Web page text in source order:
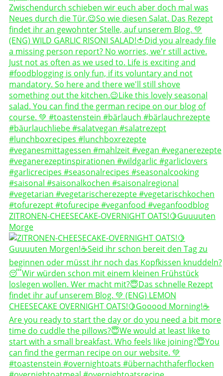
ZITRONEN-CHEESECAKE-OVERNIGHT OATS!🍋Guuuuten
Morge